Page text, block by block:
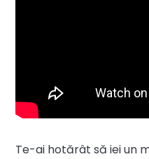
Te-ai hotărât să iei un